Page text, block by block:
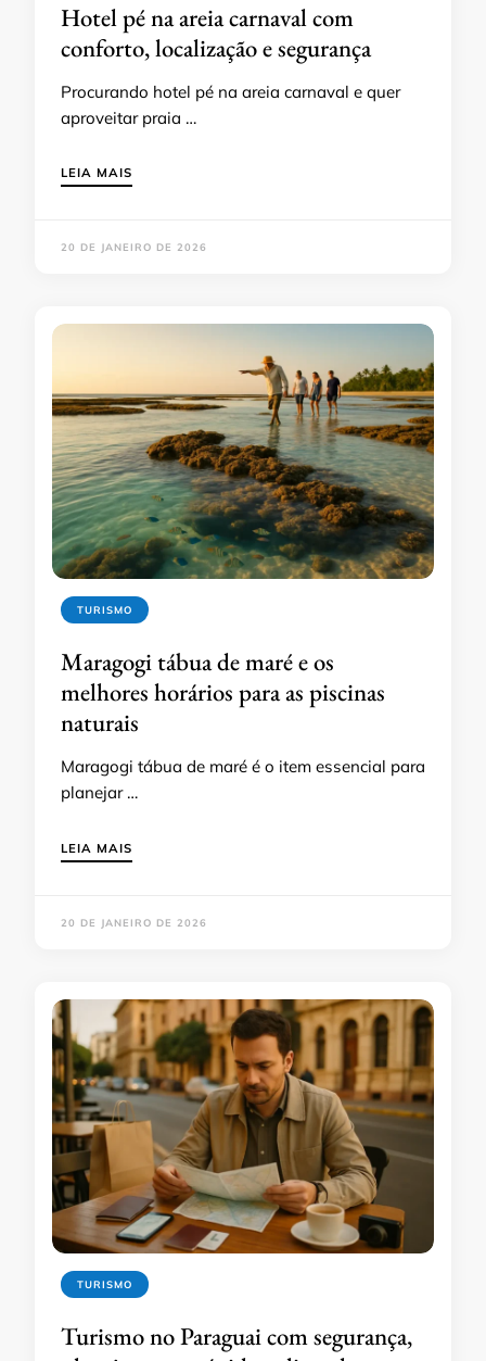
Hotel pé na areia carnaval com
conforto, localização e segurança
Procurando hotel pé na areia carnaval e quer
aproveitar praia …
LEIA MAIS
20 DE JANEIRO DE 2026
TURISMO
Maragogi tábua de maré e os
melhores horários para as piscinas
naturais
Maragogi tábua de maré é o item essencial para
planejar …
LEIA MAIS
20 DE JANEIRO DE 2026
TURISMO
Turismo no Paraguai com segurança,